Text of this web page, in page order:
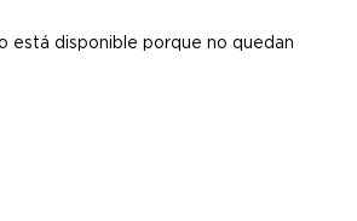
está disponible porque no quedan